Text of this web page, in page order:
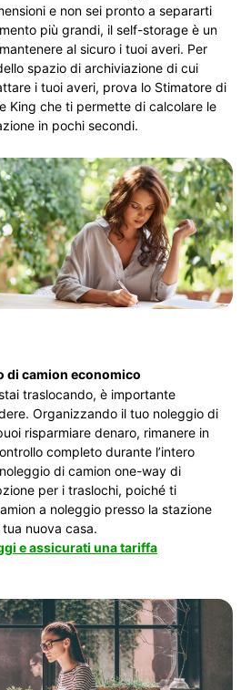
e non sei pronto a separarti
più grandi, il self-storage è un
al sicuro i tuoi averi. Per
spazio di archiviazione di cui
i tuoi averi, prova lo Stimatore di
King che ti permette di calcolare le
in pochi secondi.
di camion economico
traslocando, è importante
Organizzando il tuo noleggio di
risparmiare denaro, rimanere in
completo durante l’intero
di camion one-way di
per i traslochi, poiché ti
a noleggio presso la stazione
nuova casa.
e assicurati una tariffa